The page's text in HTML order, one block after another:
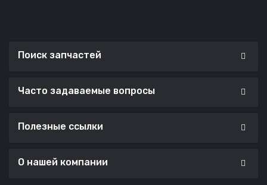
Поиск запчастей
Часто задаваемые вопросы
Полезные ссылки
О нашей компании